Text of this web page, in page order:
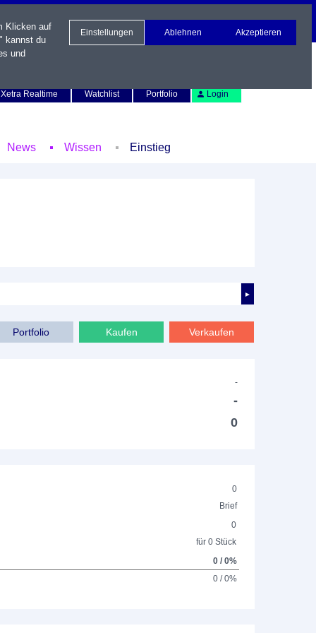
Xetra Realtime
Watchlist Portfolio Login
News Wissen Einstieg
►
Verkaufen
Kaufen
Portfolio
-
-
0
0
Brief
0
für 0 Stück
0 / 0%
0 / 0%
Klicken auf
kannst du
und
Einstellungen Ablehnen Akzeptieren